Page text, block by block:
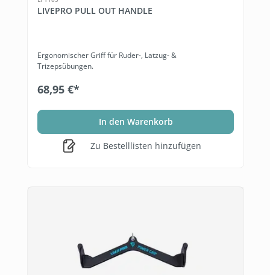
LIVEPRO PULL OUT HANDLE
Ergonomischer Griff für Ruder-, Latzug- &
Trizepsübungen.
68,95 €*
In den Warenkorb
Zu Bestelllisten hinzufügen